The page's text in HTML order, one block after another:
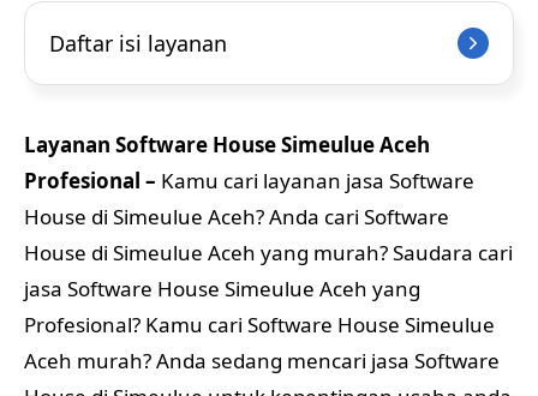
Daftar isi layanan
Layanan Software House Simeulue Aceh
Profesional – Kamu cari layanan jasa Software
House di Simeulue Aceh? Anda cari Software
House di Simeulue Aceh yang murah? Saudara cari
jasa Software House Simeulue Aceh yang
Profesional? Kamu cari Software House Simeulue
Aceh murah? Anda sedang mencari jasa Software